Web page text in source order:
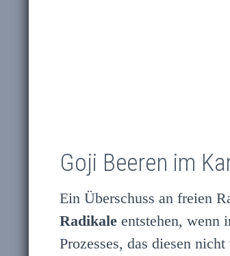
Goji Beeren im
Ein Überschuss an freien
Radikale entstehen, wenn
Prozesses, das diesen